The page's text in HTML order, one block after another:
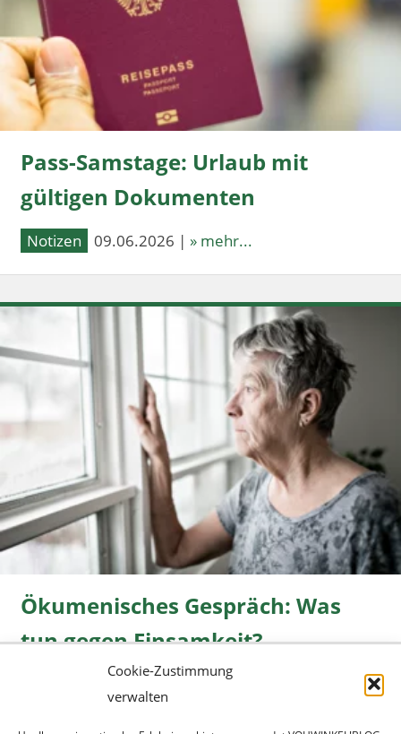
Cookie-Zustimmung
verwalten
Pass-Samstage: Urlaub mit
gültigen Dokumenten
Notizen 09.06.2026 | » mehr...
Ökumenisches Gespräch: Was
tun gegen Einsamkeit?
» mehr...